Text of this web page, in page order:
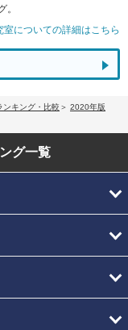
。
についての詳細はこちら
ンキング・比較
2020年版
グ一覧